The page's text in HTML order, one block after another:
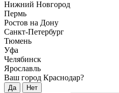
Нижний Новгород
Пермь
Ростов на Дону
Санкт-Петербург
Тюмень
Уфа
Челябинск
Ярославль
Ваш город Краснодар?
Да Нет